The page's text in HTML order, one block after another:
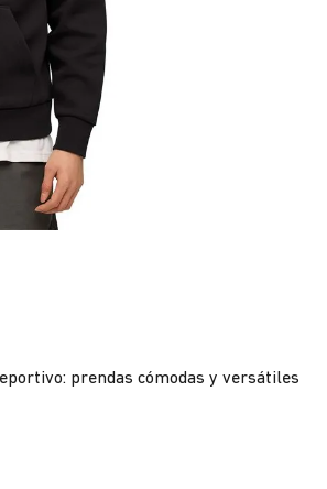
prendas cómodas y versátiles